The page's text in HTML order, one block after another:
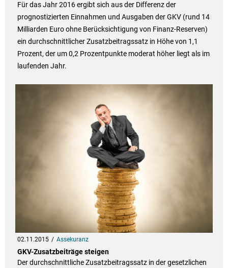
Für das Jahr 2016 ergibt sich aus der Differenz der
prognostizierten Einnahmen und Ausgaben der GKV (rund 14
Milliarden Euro ohne Berücksichtigung von Finanz-Reserven)
ein durchschnittlicher Zusatzbeitragssatz in Höhe von 1,1
Prozent, der um 0,2 Prozentpunkte moderat höher liegt als im
laufenden Jahr.
02.11.2015 Assekuranz
GKV-Zusatzbeiträge steigen
Der durchschnittliche Zusatzbeitragssatz in der gesetzlichen